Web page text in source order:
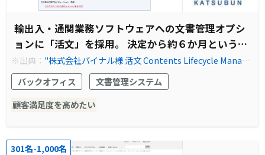
輸出入・通関業務ソフトウェアへの文書管理オプシ
ョンに「活文」を採用。 決定から約６か月という短
期間でリリースを実現。
※出典： "株式会社バイナル様 活文 Contents Lifecycle Manage
r 開発プラットフォームの導入事例やシステム構築例を紹介｜事
例紹介｜株式会社日立ソリューションズ"
バックオフィス
文書管理システム
顧客満足度を高めたい
301名-1,000名